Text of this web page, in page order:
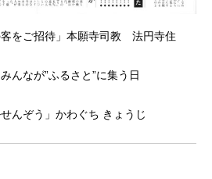
をご招待」本願寺司教 法円寺住
んなが”ふるさと”に集う日
んぞう」かわぐち きょうじ